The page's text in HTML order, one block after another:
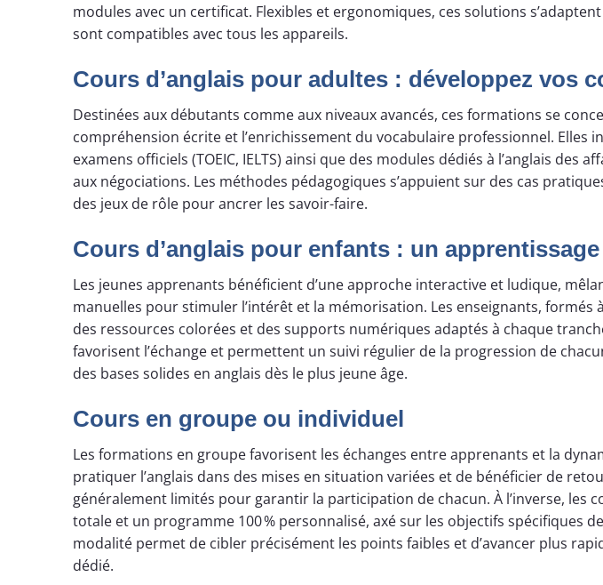
modules avec un certificat. Flexibles et ergonomiques, ces solutions
sont compatibles avec tous les appareils.
Cours d’anglais pour adultes : développez vos
Destinées aux débutants comme aux niveaux avancés, ces formations se
compréhension écrite et l’enrichissement du vocabulaire professionnel. Elles
examens officiels (TOEIC, IELTS) ainsi que des modules dédiés à l’anglais des
aux négociations. Les méthodes pédagogiques s’appuient sur des cas
des jeux de rôle pour ancrer les savoir-faire.
Cours d’anglais pour enfants : un
Les jeunes apprenants bénéficient d’une approche interactive et ludique,
manuelles pour stimuler l’intérêt et la mémorisation. Les enseignants,
des ressources colorées et des supports numériques adaptés à chaque
favorisent l’échange et permettent un suivi régulier de la progression de
des bases solides en anglais dès le plus jeune âge.
Cours en groupe ou individuel
Les formations en groupe favorisent les échanges entre apprenants et la
pratiquer l’anglais dans des mises en situation variées et de bénéficier de
généralement limités pour garantir la participation de chacun. À l’inverse, les
totale et un programme 100 % personnalisé, axé sur les objectifs spécifiques
modalité permet de cibler précisément les points faibles et d’avancer plus
dédié.